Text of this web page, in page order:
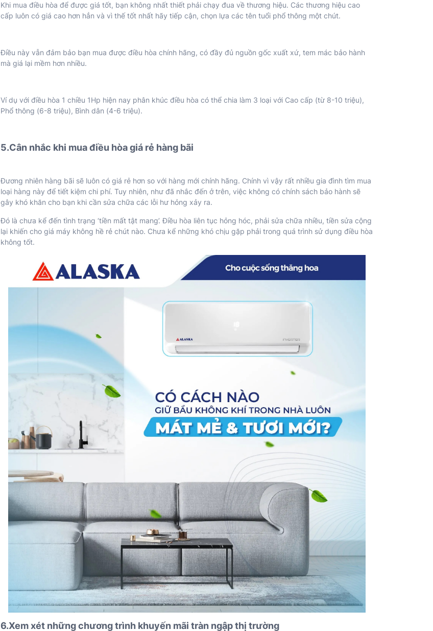
Khi mua điều hòa để được giá tốt, bạn không nhất thiết phải chạy đua về thương hiệu. Các thương hiệu cao
cấp luôn có giá cao hơn hẳn và vì thế tốt nhất hãy tiếp cận, chọn lựa các tên tuổi phổ thông một chút.
Điều này vẫn đảm bảo bạn mua được điều hòa chính hãng, có đầy đủ nguồn gốc xuất xứ, tem mác bảo hành
mà giá lại mềm hơn nhiều.
Ví dụ với điều hòa 1 chiều 1Hp hiện nay phân khúc điều hòa có thể chia làm 3 loại với Cao cấp (từ 8-10 triệu),
Phổ thông (6-8 triệu), Bình dân (4-6 triệu).
5.Cân nhắc khi mua điều hòa giá rẻ hàng bãi
Đương nhiên hàng bãi sẽ luôn có giá rẻ hơn so với hàng mới chính hãng. Chính vì vậy rất nhiều gia đình tìm mua
loại hàng này để tiết kiệm chi phí. Tuy nhiên, như đã nhắc đến ở trên, việc không có chính sách bảo hành sẽ
gây khó khăn cho bạn khi cần sửa chữa các lỗi hư hỏng xảy ra.
Đó là chưa kể đến tình trạng ‘tiền mất tật mang’. Điều hòa liên tục hỏng hóc, phải sửa chữa nhiều, tiền sửa cộng
lại khiến cho giá máy không hề rẻ chút nào. Chưa kể những khó chịu gặp phải trong quá trình sử dụng điều hòa
không tốt.
6.Xem xét những chương trình khuyến mãi tràn ngập thị trường